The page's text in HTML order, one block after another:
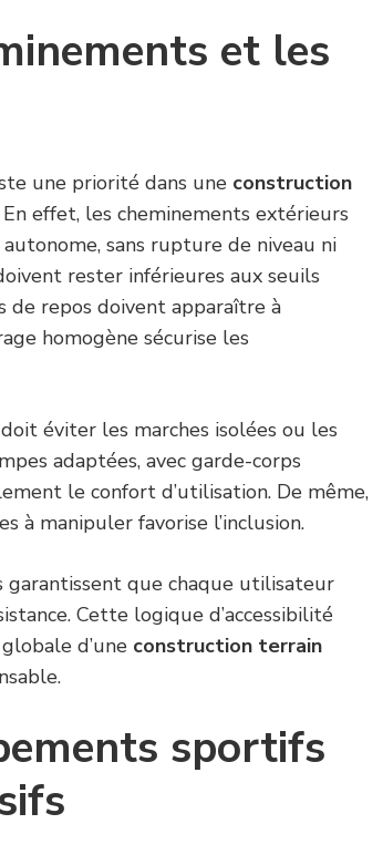
et les
une priorité dans une construction
En effet, les cheminements extérieurs
sans rupture de niveau ni
rester inférieures aux seuils
de repos doivent apparaître à
homogène sécurise les
éviter les marches isolées ou les
adaptées, avec garde-corps
le confort d’utilisation. De même,
à manipuler favorise l’inclusion.
garantissent que chaque utilisateur
Cette logique d’accessibilité
d’une construction terrain
sportifs